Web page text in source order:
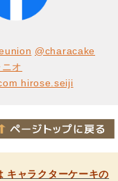
@characake
オ
hirose.seiji
キャラクターケーキの